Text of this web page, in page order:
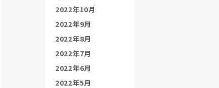
2022年10月
2022年9月
2022年8月
2022年7月
2022年6月
2022年5月